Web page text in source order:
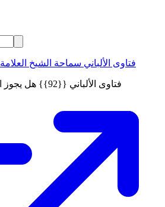
فتاوى الألباني سماحة الشيخ
فتاوى الألباني {{92}} هل يجوز التبرع بالكلى بعد الموت ؟